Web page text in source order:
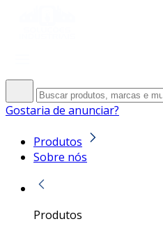
Gostaria de anunciar?
Produtos
Sobre nós
Produtos